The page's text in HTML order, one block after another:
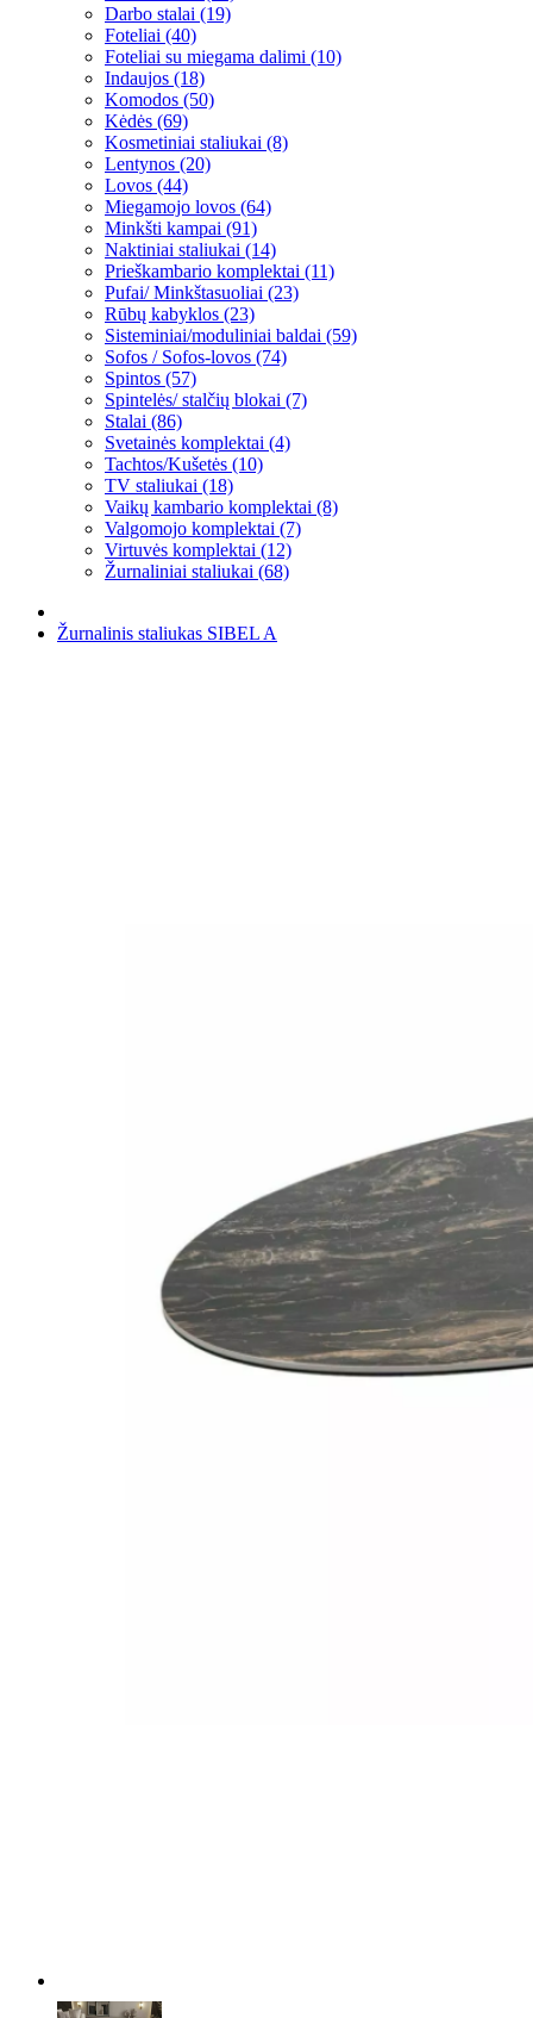
Darbo stalai (19)
Foteliai (40)
Foteliai su miegama dalimi (10)
Indaujos (18)
Komodos (50)
Kėdės (69)
Kosmetiniai staliukai (8)
Lentynos (20)
Lovos (44)
Miegamojo lovos (64)
Minkšti kampai (91)
Naktiniai staliukai (14)
Prieškambario komplektai (11)
Pufai/ Minkštasuoliai (23)
Rūbų kabyklos (23)
Sisteminiai/moduliniai baldai (59)
Sofos / Sofos-lovos (74)
Spintos (57)
Spintelės/ stalčių blokai (7)
Stalai (86)
Svetainės komplektai (4)
Tachtos/Kušetės (10)
TV staliukai (18)
Vaikų kambario komplektai (8)
Valgomojo komplektai (7)
Virtuvės komplektai (12)
Žurnaliniai staliukai (68)
Žurnalinis staliukas SIBEL A